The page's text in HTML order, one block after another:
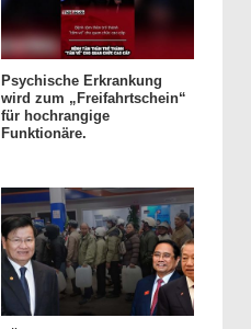
Psychische Erkrankung
wird zum „Freifahrtschein“
für hochrangige
Funktionäre.